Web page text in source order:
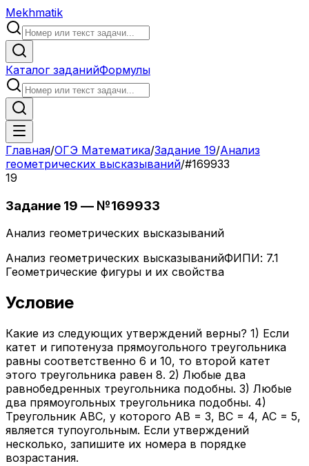
Mekhmatik
Каталог заданийФормулы
Главная/ОГЭ Математика/Задание 19/Анализ
геометрических высказываний/#169933
19
Задание 19 — №169933
Анализ геометрических высказываний
Анализ геометрических высказыванийФИПИ: 7.1
Геометрические фигуры и их свойства
Условие
Какие из следующих утверждений верны? 1) Если
катет и гипотенуза прямоугольного треугольника
равны соответственно 6 и 10, то второй катет
этого треугольника равен 8. 2) Любые два
равнобедренных треугольника подобны. 3) Любые
два прямоугольных треугольника подобны. 4)
Треугольник ABC, у которого AB = 3, BC = 4, AC = 5,
является тупоугольным. Если утверждений
несколько, запишите их номера в порядке
возрастания.